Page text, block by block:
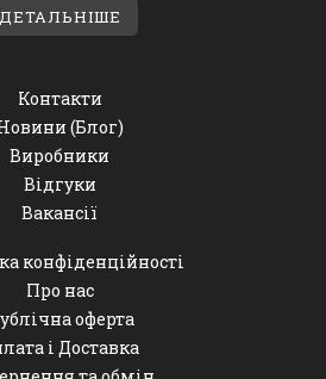
ДЕТАЛЬНІШЕ
Контакти
(Блог)
Виробники
Відгуки
Вакансії
конфіденційності
Про нас
оферта
і Доставка